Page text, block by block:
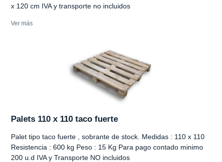
x 120 cm IVA y transporte no incluidos
Ver más
Palets 110 x 110 taco fuerte
Palet tipo taco fuerte , sobrante de stock. Medidas : 110 x 110
Resistencia : 600 kg Peso : 15 Kg Para pago contado minimo
200 u.d IVA y Transporte NO incluidos